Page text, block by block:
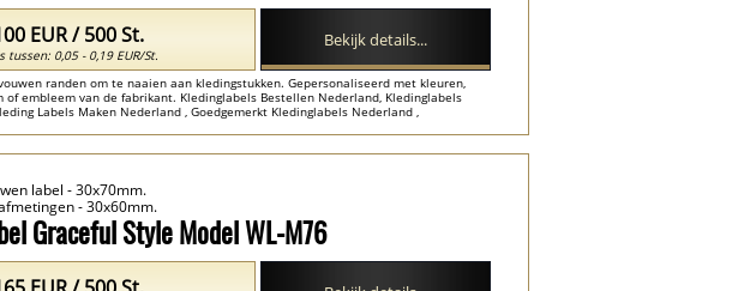
randen om te naaien aan kledingstukken. Gepersonaliseerd met kleuren,
of embleem van de fabrikant. Kledinglabels Bestellen Nederland, Kledinglabels
Labels Maken Nederland , Goedgemerkt Kledinglabels Nederland ,
EUR / 500 St.
tussen: 0,05 - 0,19 EUR/St.
Bekijk details...
Graceful Style Model WL-M76
label - 30x70mm.
- 30x60mm.